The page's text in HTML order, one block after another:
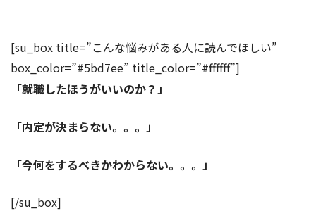
[su_box title=”こんな悩みがある人に読んでほしい”
box_color=”#5bd7ee” title_color=”#ffffff”]
「就職したほうがいいのか？」
「内定が決まらない。。。」
「今何をするべきかわからない。。。」
[/su_box]